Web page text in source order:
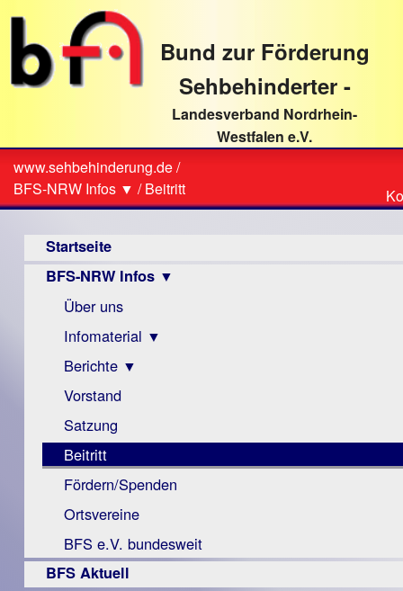
direkt
Textinhalt
Bund zur Förderung
Sehbehinderter -
Landesverband Nordrhein-
Westfalen e.V.
Sie
sind
hier
www.sehbehinderung.de/
BFS-NRW Infos ▼ /Beitritt
Startseite
BFS-NRW Infos ▼
Über uns
Infomaterial ▼
Visus
Zeitschrift
Monokular
Mac
Instagram-
Links
Berichte ▼
Archiv
Berichte
Vorstand
Satzung
Beitritt
Fördern/Spenden
Ortsvereine
BFS e.V. bundesweit
BFS Aktuell